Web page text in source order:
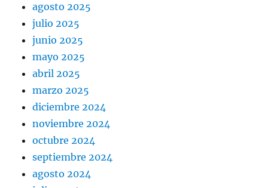
agosto 2025
julio 2025
junio 2025
mayo 2025
abril 2025
marzo 2025
diciembre 2024
noviembre 2024
octubre 2024
septiembre 2024
agosto 2024